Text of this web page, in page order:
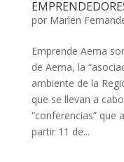
por Marlen
Emprende Aema
de Aema, la
ambiente de la
que se llevan a
“conferencias” que
partir 11 de...